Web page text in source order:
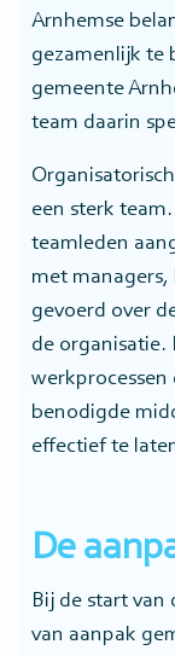
Arnhemse
gezamenlijk te
gemeente
team daarin
een sterk
teamleden
met managers,
gevoerd over
de organisatie.
benodigde
effectief te
De
Bij de start
van aanpak